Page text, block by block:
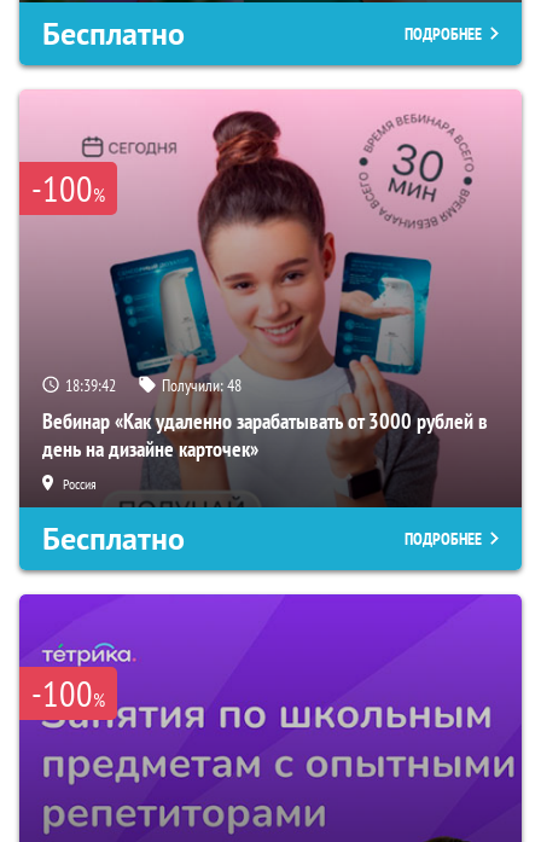
Бесплатно ПОДРОБНЕЕ
-100%
18:39:41 Получили:48
Вебинар «Как удаленно зарабатывать от 3000 рублей в
день на дизайне карточек»
Россия
Бесплатно ПОДРОБНЕЕ
-100%